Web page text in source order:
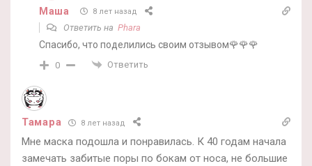
Маша 8 лет назад
Ответить на Phara
Спасибо, что поделились своим отзывом🌹🌹🌹
0 Ответить
Тамара 8 лет назад
Мне маска подошла и понравилась. К 40 годам начала
замечать забитые поры по бокам от носа, не большие